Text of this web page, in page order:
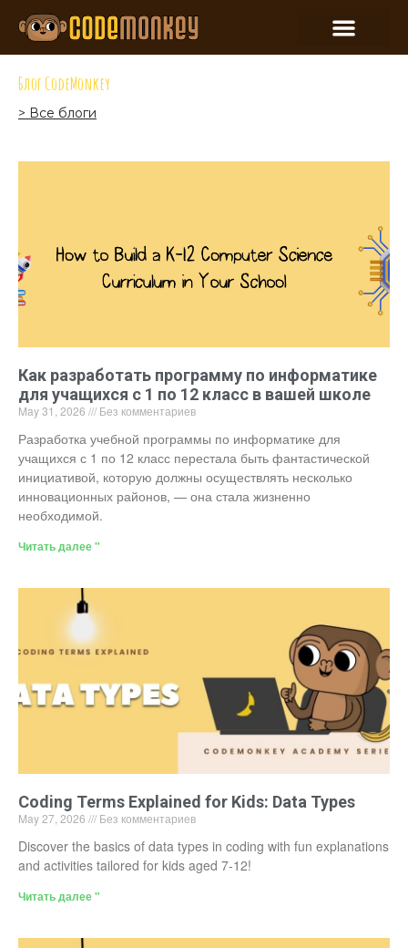
Блог CodeMonkey
> Все блоги
Как разработать программу по информатике
для учащихся с 1 по 12 класс в вашей школе
May 31, 2026 Без комментариев
Разработка учебной программы по информатике для
учащихся с 1 по 12 класс перестала быть фантастической
инициативой, которую должны осуществлять несколько
инновационных районов, — она стала жизненно
необходимой.
Читать далее "
Coding Terms Explained for Kids: Data Types
May 27, 2026 Без комментариев
Discover the basics of data types in coding with fun explanations
and activities tailored for kids aged 7-12!
Читать далее "